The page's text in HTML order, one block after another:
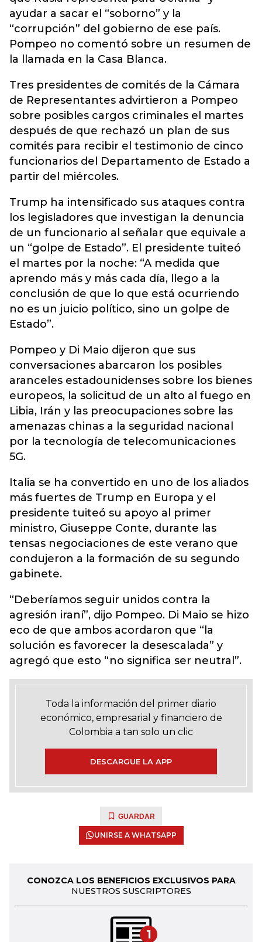
ayudar a sacar el “soborno” y la
“corrupción” del gobierno de ese país.
Pompeo no comentó sobre un resumen de
la llamada en la Casa Blanca.
Tres presidentes de comités de la Cámara
de Representantes advirtieron a Pompeo
sobre posibles cargos criminales el martes
después de que rechazó un plan de sus
comités para recibir el testimonio de cinco
funcionarios del Departamento de Estado a
partir del miércoles.
Trump ha intensificado sus ataques contra
los legisladores que investigan la denuncia
de un funcionario al señalar que equivale a
un “golpe de Estado”. El presidente tuiteó
el martes por la noche: “A medida que
aprendo más y más cada día, llego a la
conclusión de que lo que está ocurriendo
no es un juicio político, sino un golpe de
Estado”.
Pompeo y Di Maio dijeron que sus
conversaciones abarcaron los posibles
aranceles estadounidenses sobre los bienes
europeos, la solicitud de un alto al fuego en
Libia, Irán y las preocupaciones sobre las
amenazas chinas a la seguridad nacional
por la tecnología de telecomunicaciones
5G.
Italia se ha convertido en uno de los aliados
más fuertes de Trump en Europa y el
presidente tuiteó su apoyo al primer
ministro, Giuseppe Conte, durante las
tensas negociaciones de este verano que
condujeron a la formación de su segundo
gabinete.
“Deberíamos seguir unidos contra la
agresión iraní”, dijo Pompeo. Di Maio se hizo
eco de que ambos acordaron que “la
solución es favorecer la desescalada” y
agregó que esto “no significa ser neutral”.
Toda la información del primer diario
económico, empresarial y financiero de
Colombia a tan solo un clic
DESCARGUE LA APP
GUARDAR
UNIRSE A WHATSAPP
CONOZCA LOS BENEFICIOS EXCLUSIVOS PARA
NUESTROS SUSCRIPTORES
1